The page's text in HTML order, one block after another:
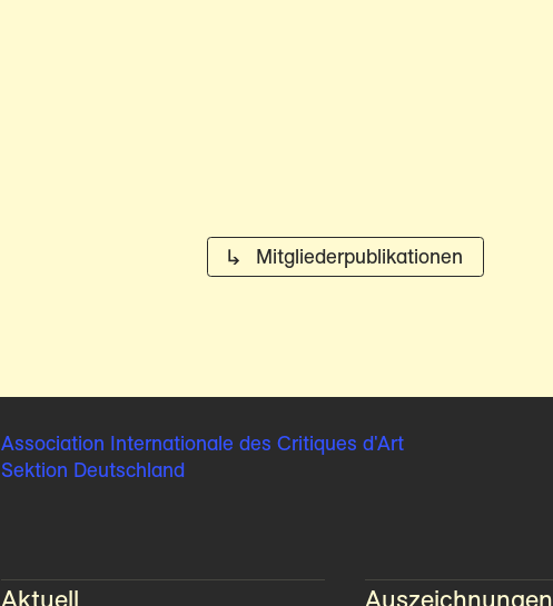
↳ Mitglieder­publikationen
Association Internationale des Critiques d'Art
Sektion Deutschland
Aktuell Auszeichnungen